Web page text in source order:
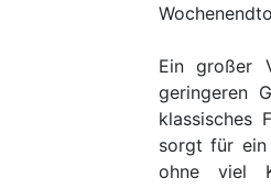
Ein großer
geringeren
klassisches
sorgt für ein
ohne viel